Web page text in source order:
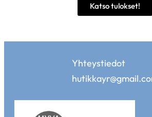
Katso tulokset!
Yhteystiedot